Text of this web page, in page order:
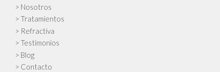
> Nosotros
> Tratamientos
> Refractiva
> Testimonios
> Blog
> Contacto